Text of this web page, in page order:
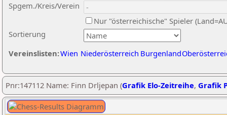
Sortierung
Spgem./Kreis/Verein
Nur "österreichische" Spieler
Vereinslisten:Wien Niederösterreich Burgenland
Pnr:147112 Name: Finn Drljepan (Grafik Elo-Zeitreihe, Grafik